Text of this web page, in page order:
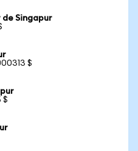
de Singapur
$
$